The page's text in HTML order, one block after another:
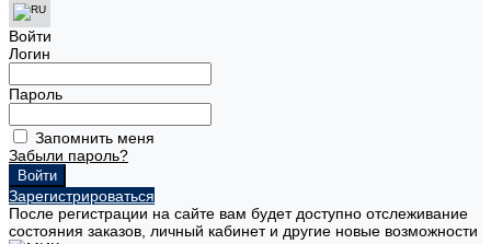
Войти
Логин
Пароль
Запомнить меня
Забыли пароль?
Зарегистрироваться
После регистрации на сайте вам будет доступно отслеживание
состояния заказов, личный кабинет и другие новые возможности